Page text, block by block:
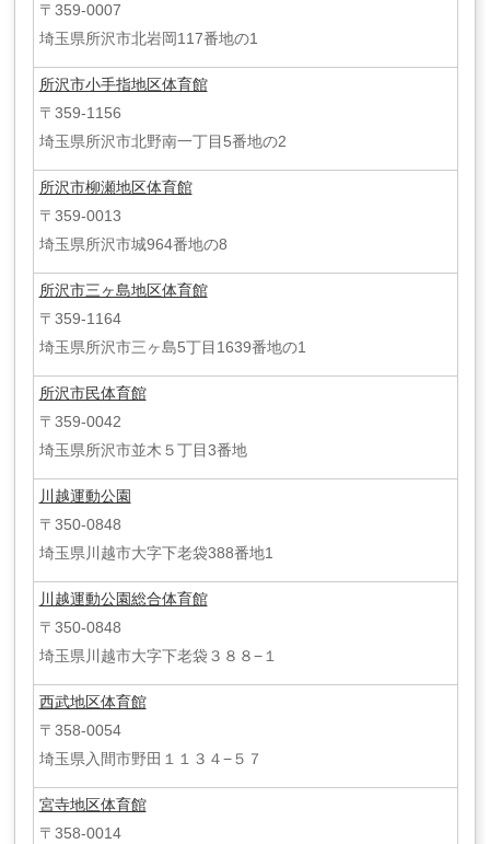
〒359-0007
埼玉県所沢市北岩岡117番地の1
所沢市小手指地区体育館
〒359-1156
埼玉県所沢市北野南一丁目5番地の2
所沢市柳瀬地区体育館
〒359-0013
埼玉県所沢市城964番地の8
所沢市三ヶ島地区体育館
〒359-1164
埼玉県所沢市三ヶ島5丁目1639番地の1
所沢市民体育館
〒359-0042
埼玉県所沢市並木５丁目3番地
川越運動公園
〒350-0848
埼玉県川越市大字下老袋388番地1
川越運動公園総合体育館
〒350-0848
埼玉県川越市大字下老袋３８８−１
西武地区体育館
〒358-0054
埼玉県入間市野田１１３４−５７
宮寺地区体育館
〒358-0014